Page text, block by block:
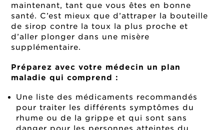
maintenant, tant que vous êtes en bonne
santé. C’est mieux que d’attraper la bouteille
de sirop contre la toux la plus proche et
d’aller plonger dans une misère
supplémentaire.
Préparez avec votre médecin un plan
maladie qui comprend :
Une liste des médicaments recommandés
pour traiter les différents symptômes du
rhume ou de la grippe et qui sont sans